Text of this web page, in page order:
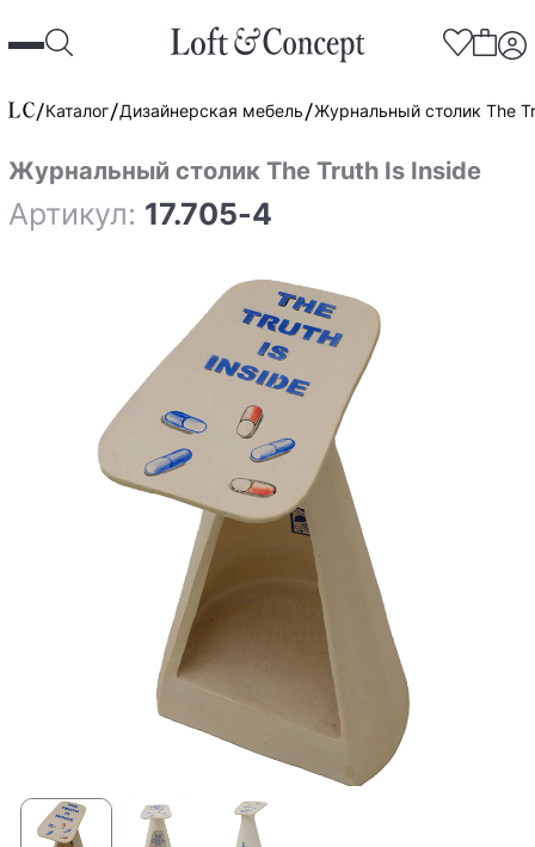
Каталог Дизайнерская мебель Журнальный столик The
Журнальный столик The Truth Is Inside
Артикул: 17.705-4